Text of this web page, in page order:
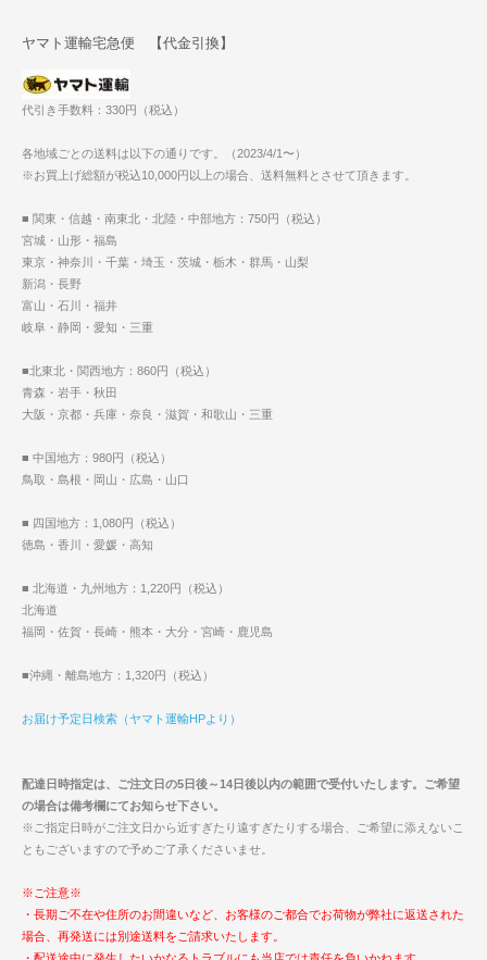
ヤマト運輸宅急便 【代金引換】
代引き手数料：330円（税込）
各地域ごとの送料は以下の通りです。（2023/4/1〜）
※お買上げ総額が税込10,000円以上の場合、送料無料とさせて頂きます。
■ 関東・信越・南東北・北陸・中部地方：750円（税込）
宮城・山形・福島
東京・神奈川・千葉・埼玉・茨城・栃木・群馬・山梨
新潟・長野
富山・石川・福井
岐阜・静岡・愛知・三重
■北東北・関西地方：860円（税込）
青森・岩手・秋田
大阪・京都・兵庫・奈良・滋賀・和歌山・三重
■ 中国地方：980円（税込）
鳥取・島根・岡山・広島・山口
■ 四国地方：1,080円（税込）
徳島・香川・愛媛・高知
■ 北海道・九州地方：1,220円（税込）
北海道
福岡・佐賀・長崎・熊本・大分・宮崎・鹿児島
■沖縄・離島地方：1,320円（税込）
お届け予定日検索（ヤマト運輸HPより）
配達日時指定は、ご注文日の5日後～14日後以内の範囲で受付いたします。ご希望
の場合は備考欄にてお知らせ下さい。
※ご指定日時がご注文日から近すぎたり遠すぎたりする場合、ご希望に添えないこ
ともございますので予めご了承くださいませ。
※ご注意※
・長期ご不在や住所のお間違いなど、お客様のご都合でお荷物が弊社に返送された
場合、再発送には別途送料をご請求いたします。